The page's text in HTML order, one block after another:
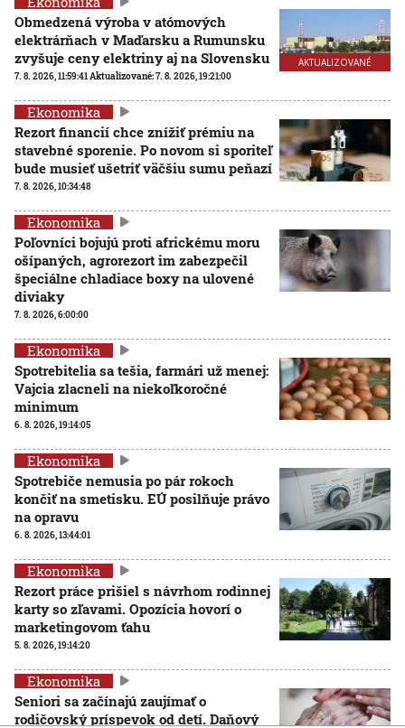
AKTUALIZOVANÉ
Obmedzená výroba v atómových
elektrárňach v Maďarsku a Rumunsku
zvyšuje ceny elektriny aj na Slovensku
7. 8. 2026, 11:59:41 Aktualizované:7. 8. 2026, 19:21:00
Ekonomika
Rezort financií chce znížiť prémiu na
stavebné sporenie. Po novom si sporiteľ
bude musieť ušetriť väčšiu sumu peňazí
7. 8. 2026, 10:34:48
Ekonomika
Poľovníci bojujú proti africkému moru
ošípaných, agrorezort im zabezpečil
špeciálne chladiace boxy na ulovené
diviaky
7. 8. 2026, 6:00:00
Ekonomika
Spotrebitelia sa tešia, farmári už menej:
Vajcia zlacneli na niekoľkoročné
minimum
6. 8. 2026, 19:14:05
Ekonomika
Spotrebiče nemusia po pár rokoch
končiť na smetisku. EÚ posilňuje právo
na opravu
6. 8. 2026, 13:44:01
Ekonomika
Rezort práce prišiel s návrhom rodinnej
karty so zľavami. Opozícia hovorí o
marketingovom ťahu
5. 8. 2026, 19:14:20
Ekonomika
Seniori sa začínajú zaujímať o
rodičovský príspevok od detí. Daňový